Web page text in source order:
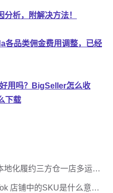
店铺中的SKU是什么意
地化履约三方仓一店多运新